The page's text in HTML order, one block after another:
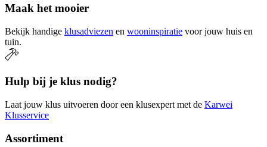
Maak het mooier
Bekijk handige klusadviezen en wooninspiratie voor jouw huis en
tuin.
Hulp bij je klus nodig?
Laat jouw klus uitvoeren door een klusexpert met de Karwei
Klusservice
Assortiment